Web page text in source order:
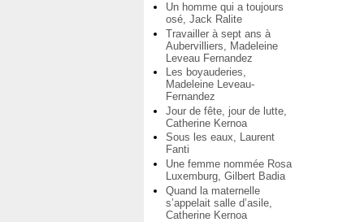
Un homme qui a toujours
osé, Jack Ralite
Travailler à sept ans à
Aubervilliers, Madeleine
Leveau Fernandez
Les boyauderies,
Madeleine Leveau-
Fernandez
Jour de fête, jour de lutte,
Catherine Kernoa
Sous les eaux, Laurent
Fanti
Une femme nommée Rosa
Luxemburg, Gilbert Badia
Quand la maternelle
s’appelait salle d’asile,
Catherine Kernoa